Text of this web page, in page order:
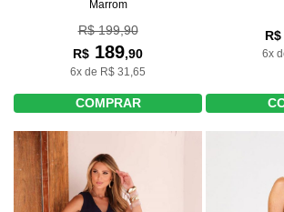
Marrom
R$ 199,90
R$ 189,90
6x de R$ 31,65
COMPRAR
R$
6x